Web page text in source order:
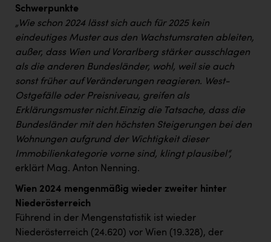
Schwerpunkte
„Wie schon 2024 lässt sich auch für 2025 kein
eindeutiges Muster aus den Wachstumsraten ableiten,
außer, dass Wien und Vorarlberg stärker ausschlagen
als die anderen Bundesländer, wohl, weil sie auch
sonst früher auf Veränderungen reagieren. West-
Ostgefälle oder Preisniveau, greifen als
Erklärungsmuster nicht.Einzig die Tatsache, dass die
Bundesländer mit den höchsten Steigerungen bei den
Wohnungen aufgrund der Wichtigkeit dieser
Immobilienkategorie vorne sind, klingt plausibel“,
erklärt Mag. Anton Nenning.
Wien 2024 mengenmäßig wieder zweiter hinter
Niederösterreich
Führend in der Mengenstatistik ist wieder
Niederösterreich (24.620) vor Wien (19.328), der